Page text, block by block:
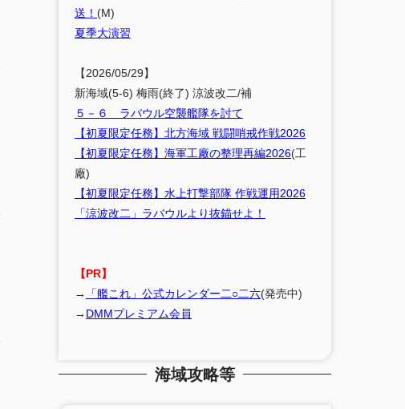
送！ (M)
夏季大演習
【2026/05/29】
新海域(5-6) 梅雨(終了) 涼波改二/補
５－６ ラバウル空襲艦隊を討て
【初夏限定任務】北方海域 戦闘哨戒作戦2026
【初夏限定任務】海軍工廠の整理再編2026(工
廠)
【初夏限定任務】水上打撃部隊 作戦運用2026
「涼波改二」ラバウルより抜錨せよ！
【PR】
→
「艦これ」公式カレンダー二○二六(発売中)
→ DMMプレミアム会員
海域攻略等